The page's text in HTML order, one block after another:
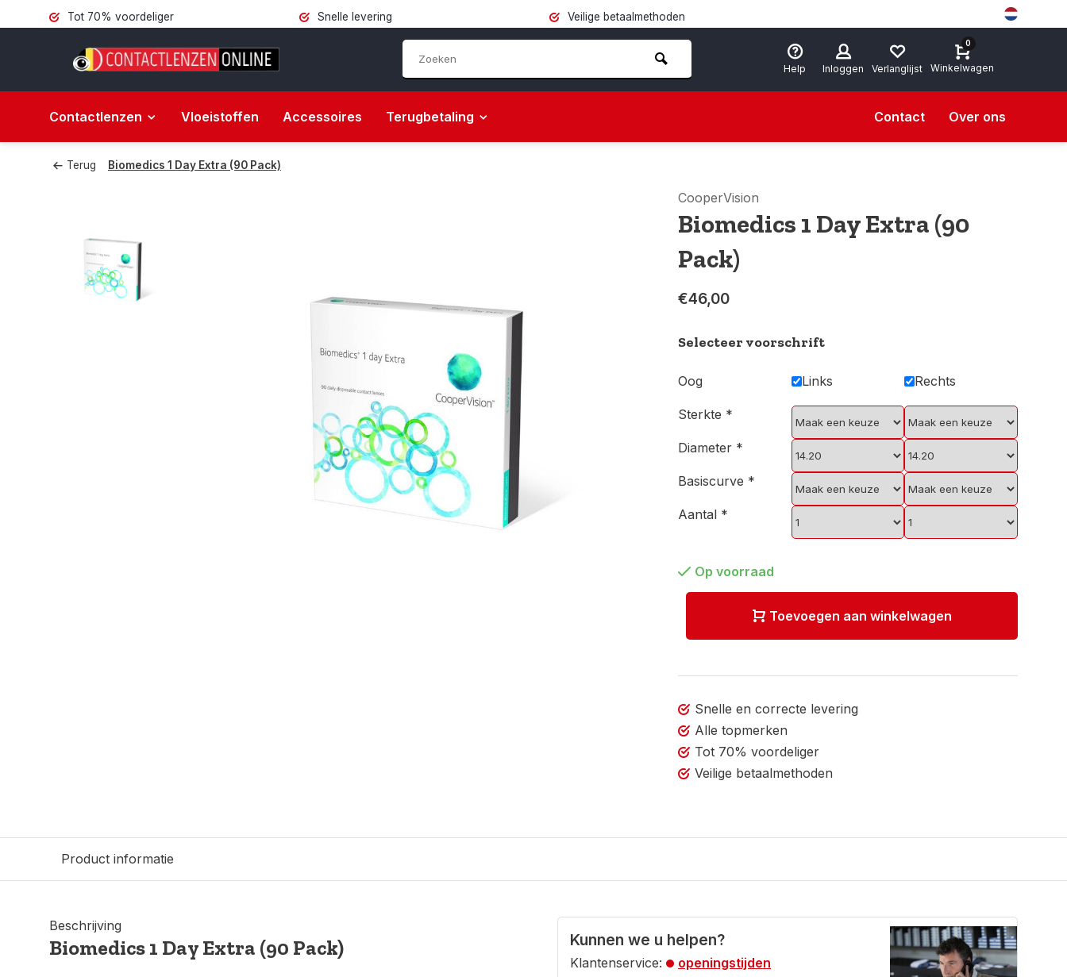
Tot 70% voordeliger Snelle levering Veilige betaalmethoden
Help Inloggen Verlanglijst
0
Winkelwagen
Contactlenzen Vloeistoffen Accessoires Terugbetaling Contact Over ons
Terug Biomedics 1 Day Extra (90 Pack)
CooperVision
Biomedics 1 Day Extra (90
Pack)
€46,00
Selecteer voorschrift
Oog Links Rechts
Sterkte *
Diameter *
Basiscurve *
Aantal *
Op voorraad
Toevoegen aan winkelwagen
Snelle en correcte levering
Alle topmerken
Tot 70% voordeliger
Veilige betaalmethoden
Product informatie
Beschrijving
Biomedics 1 Day Extra (90 Pack) Kunnen we u helpen?
Klantenservice: openingstijden